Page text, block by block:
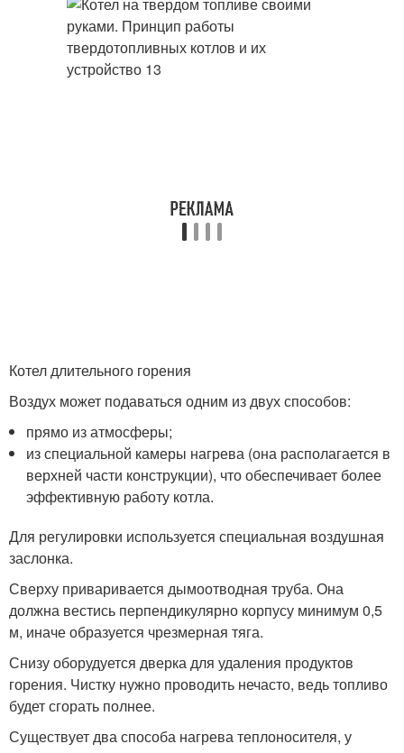
Котел длительного горения
Воздух может подаваться одним из двух способов:
прямо из атмосферы;
из специальной камеры нагрева (она располагается в
верхней части конструкции), что обеспечивает более
эффективную работу котла.
Для регулировки используется специальная воздушная
заслонка.
Сверху приваривается дымоотводная труба. Она
должна вестись перпендикулярно корпусу минимум 0,5
м, иначе образуется чрезмерная тяга.
Снизу оборудуется дверка для удаления продуктов
горения. Чистку нужно проводить нечасто, ведь топливо
будет сгорать полнее.
Существует два способа нагрева теплоносителя, у